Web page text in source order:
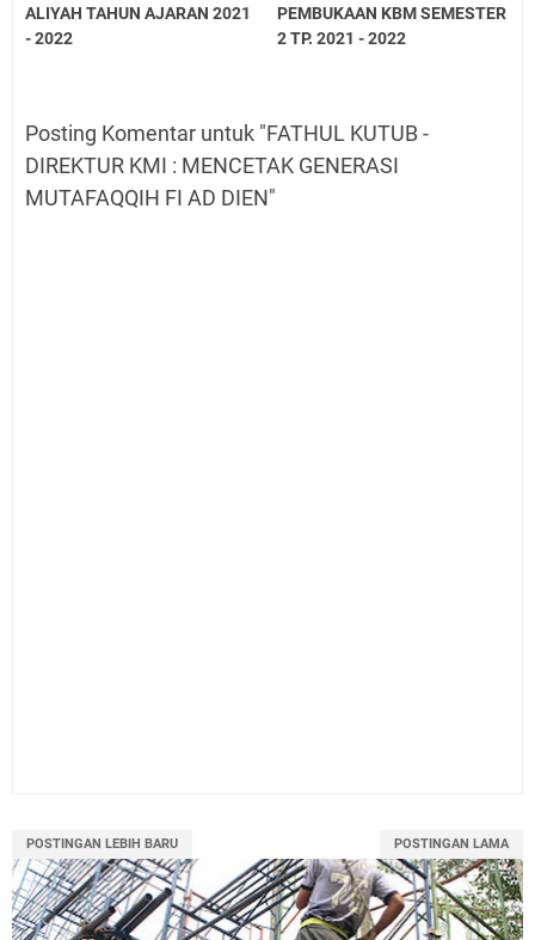
ALIYAH TAHUN AJARAN 2021
- 2022
PEMBUKAAN KBM SEMESTER
2 TP. 2021 - 2022
Posting Komentar untuk "FATHUL KUTUB -
DIREKTUR KMI : MENCETAK GENERASI
MUTAFAQQIH FI AD DIEN"
POSTINGAN LEBIH BARU POSTINGAN LAMA